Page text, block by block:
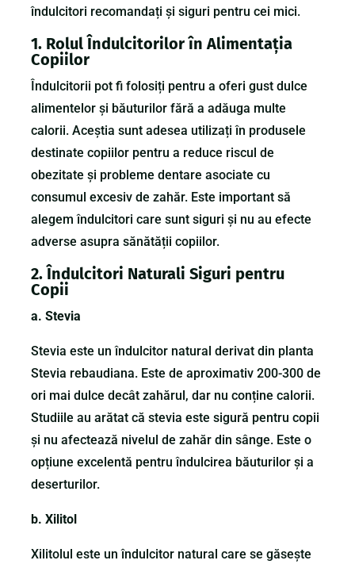
îndulcitori recomandați și siguri pentru cei mici.
1. Rolul Îndulcitorilor în Alimentația
Copiilor
Îndulcitorii pot fi folosiți pentru a oferi gust dulce
alimentelor și băuturilor fără a adăuga multe
calorii. Aceștia sunt adesea utilizați în produsele
destinate copiilor pentru a reduce riscul de
obezitate și probleme dentare asociate cu
consumul excesiv de zahăr. Este important să
alegem îndulcitori care sunt siguri și nu au efecte
adverse asupra sănătății copiilor.
2. Îndulcitori Naturali Siguri pentru
Copii
a. Stevia
Stevia este un îndulcitor natural derivat din planta
Stevia rebaudiana. Este de aproximativ 200-300 de
ori mai dulce decât zahărul, dar nu conține calorii.
Studiile au arătat că stevia este sigură pentru copii
și nu afectează nivelul de zahăr din sânge. Este o
opțiune excelentă pentru îndulcirea băuturilor și a
deserturilor.
b. Xilitol
Xilitolul este un îndulcitor natural care se găsește